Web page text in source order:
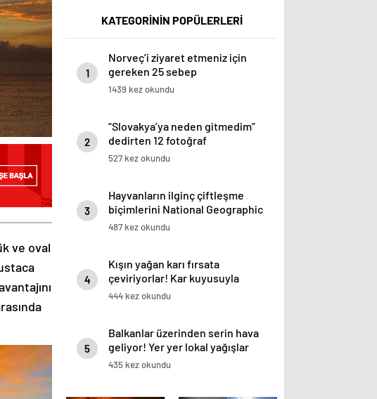
ve oval
KATEGORİNİN POPÜLERLERİ
1
Norveç’i ziyaret etmeniz için
gereken 25 sebep
1439 kez okundu
2
“Slovakya’ya neden gitmedim”
dedirten 12 fotoğraf
527 kez okundu
3
Hayvanların ilginç çiftleşme
biçimlerini National Geographic
görüntüledi.
487 kez okundu
4
Kışın yağan karı fırsata
çeviriyorlar! Kar kuyusuyla
serinliyorlar: ‘Sıcaklar bize etki
444 kez okundu
5
Balkanlar üzerinden serin hava
geliyor! Yer yer lokal yağışlar
başlıyor | İstanbul için saat
435 kez okundu